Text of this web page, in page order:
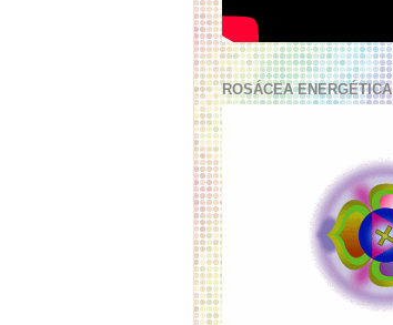
ROSÁCEA ENERGÉTICA